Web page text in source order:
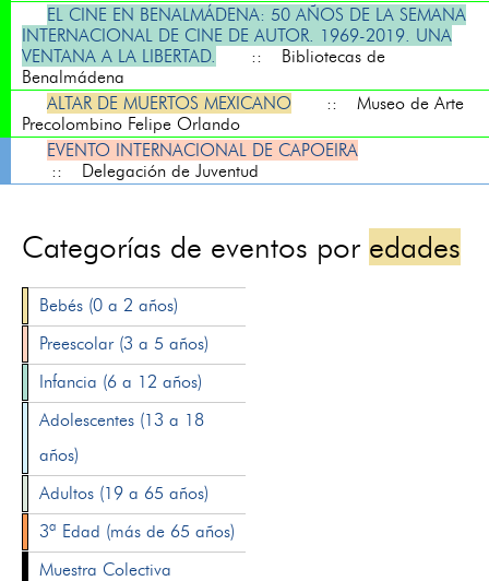
EL CINE EN BENALMÁDENA: 50 AÑOS DE LA SEMANA
INTERNACIONAL DE CINE DE AUTOR. 1969-2019. UNA
VENTANA A LA LIBERTAD.
:: Bibliotecas de
Benalmádena
ALTAR DE MUERTOS MEXICANO
:: Museo de Arte
Precolombino Felipe Orlando
EVENTO INTERNACIONAL DE CAPOEIRA
:: Delegación de Juventud
Categorías de eventos por edades
Bebés (0 a 2 años)
Preescolar (3 a 5 años)
Infancia (6 a 12 años)
Adolescentes (13 a 18
años)
Adultos (19 a 65 años)
3ª Edad (más de 65 años)
Muestra Colectiva